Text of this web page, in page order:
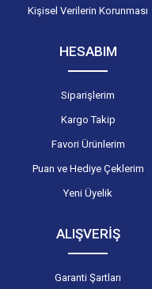
Kişisel Verilerin Korunması
HESABIM
Siparişlerim
Kargo Takip
Favori Ürünlerim
Puan ve Hediye Çeklerim
Yeni Üyelik
ALIŞVERİŞ
Garanti Şartları